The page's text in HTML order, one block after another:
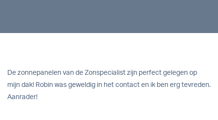
De zonnepanelen van de Zonspecialist zijn perfect gelegen op
mijn dak! Robin was geweldig in het contact en ik ben erg tevreden.
Aanrader!